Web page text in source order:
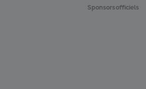
Sponsors officiels